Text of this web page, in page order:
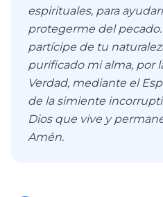
espirituales, para
protegerme del
partícipe de tu
purificado mi alma, por
Verdad, mediante el
de la simiente
Dios que vive y
Amén.